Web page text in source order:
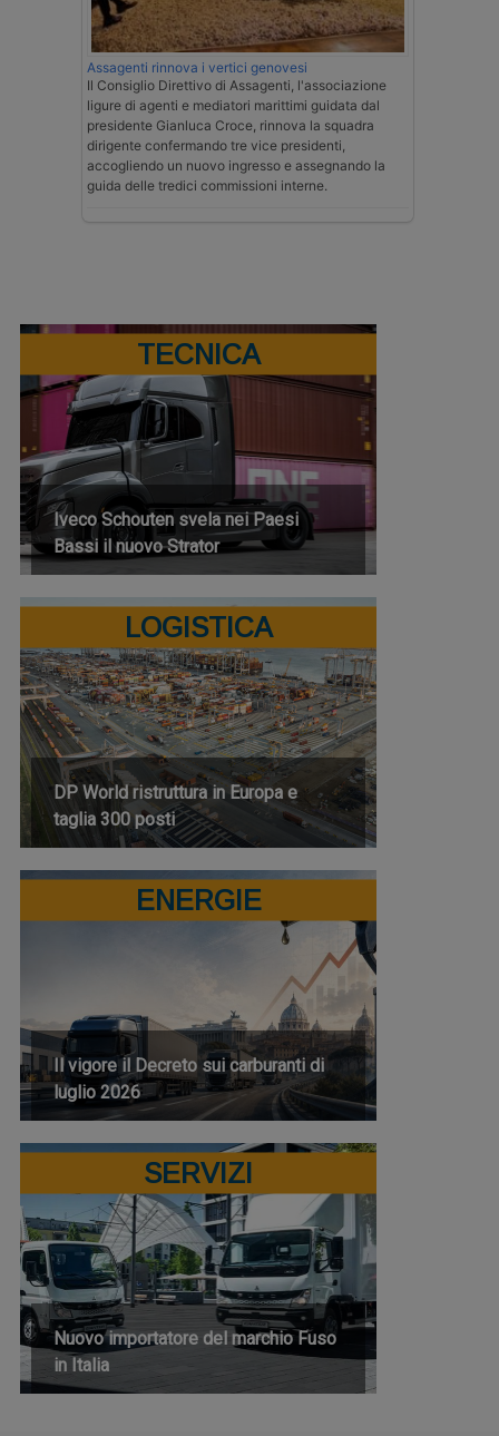
Assagenti rinnova i vertici genovesi
Il Consiglio Direttivo di Assagenti, l'associazione
ligure di agenti e mediatori marittimi guidata dal
presidente Gianluca Croce, rinnova la squadra
dirigente confermando tre vice presidenti,
accogliendo un nuovo ingresso e assegnando la
guida delle tredici commissioni interne.
TECNICA
Iveco Schouten svela nei Paesi
Bassi il nuovo Strator
LOGISTICA
DP World ristruttura in Europa e
taglia 300 posti
ENERGIE
Il vigore il Decreto sui carburanti di
luglio 2026
SERVIZI
Nuovo importatore del marchio Fuso
in Italia